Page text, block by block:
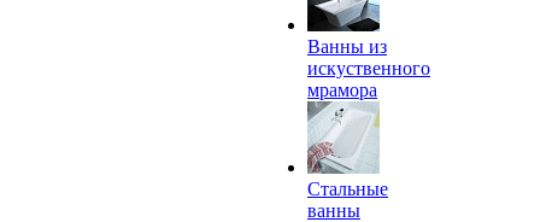
Ванны из
искуственного
мрамора
Стальные
ванны